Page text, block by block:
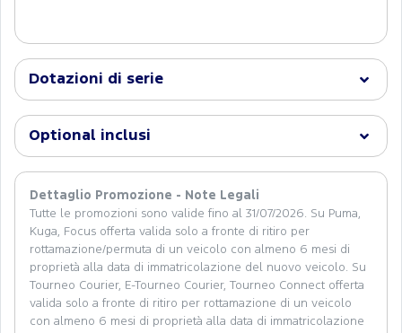
Dotazioni di serie
Optional inclusi
Dettaglio Promozione - Note Legali
Tutte le promozioni sono valide fino al 31/07/2026. Su Puma,
Kuga, Focus offerta valida solo a fronte di ritiro per
rottamazione/permuta di un veicolo con almeno 6 mesi di
proprietà alla data di immatricolazione del nuovo veicolo. Su
Tourneo Courier, E-Tourneo Courier, Tourneo Connect offerta
valida solo a fronte di ritiro per rottamazione di un veicolo
con almeno 6 mesi di proprietà alla data di immatricolazione